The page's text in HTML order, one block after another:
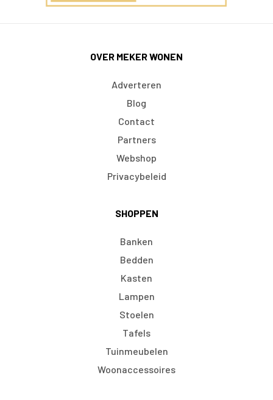
OVER MEKER WONEN
Adverteren
Blog
Contact
Partners
Webshop
Privacybeleid
SHOPPEN
Banken
Bedden
Kasten
Lampen
Stoelen
Tafels
Tuinmeubelen
Woonaccessoires